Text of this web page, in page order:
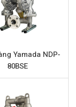
cách thay đổi áp
hoạt cao trong
hiệu quả ngay
Yamada NDP-
80BSE